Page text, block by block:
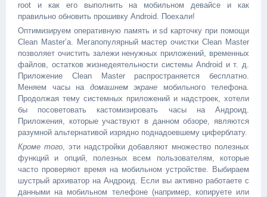
root и как его выполнить на мобильном девайсе и как
правильно обновить прошивку Android. Поехали!
Оптимизируем оперативную память и sd карточку при помощи
Clean Master’а. Мегапопулярный мастер очистки Clean Master
позволяет очистить залежи ненужных приложений, временных
файлов, остатков жизнедеятельности системы Android и т. д.
Приложение Clean Master распространяется бесплатно.
Меняем часы на домашнем экране мобильного телефона.
Продолжая тему системных приложений и надстроек, хотели
бы посоветовать кастомизировать часы на Андроид.
Приложения, которые участвуют в данном обзоре, являются
разумной альтернативой изрядно поднадоевшему циферблату.
Кроме того, эти надстройки добавляют множество полезных
функций и опций, полезных всем пользователям, которые
часто проверяют время на мобильном устройстве. Выбираем
шустрый архиватор на Андроид. Если вы активно работаете с
данными на мобильном телефоне (например, копируете или